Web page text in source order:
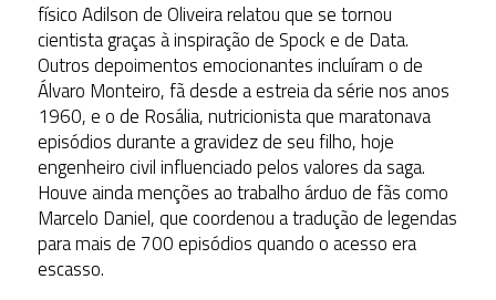
físico Adilson de Oliveira relatou que se tornou
cientista graças à inspiração de Spock e de Data.
Outros depoimentos emocionantes incluíram o de
Álvaro Monteiro, fã desde a estreia da série nos anos
1960, e o de Rosália, nutricionista que maratonava
episódios durante a gravidez de seu filho, hoje
engenheiro civil influenciado pelos valores da saga.
Houve ainda menções ao trabalho árduo de fãs como
Marcelo Daniel, que coordenou a tradução de legendas
para mais de 700 episódios quando o acesso era
escasso.